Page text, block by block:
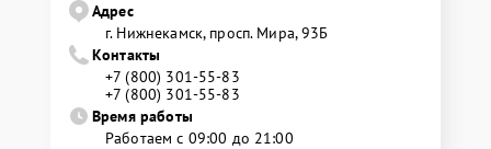
Адрес
г. Нижнекамск, просп. Мира, 93Б
Контакты
+7 (800) 301-55-83
+7 (800) 301-55-83
Время работы
Работаем с 09:00 до 21:00